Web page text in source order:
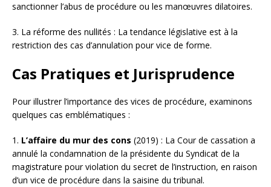
sanctionner l’abus de procédure ou les manœuvres dilatoires.
3. La réforme des nullités : La tendance législative est à la
restriction des cas d’annulation pour vice de forme.
Cas Pratiques et Jurisprudence
Pour illustrer l’importance des vices de procédure, examinons
quelques cas emblématiques :
1. L’affaire du mur des cons (2019) : La Cour de cassation a
annulé la condamnation de la présidente du Syndicat de la
magistrature pour violation du secret de l’instruction, en raison
d’un vice de procédure dans la saisine du tribunal.